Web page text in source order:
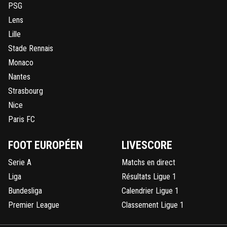
PSG
Lens
Lille
Stade Rennais
Monaco
Nantes
Strasbourg
Nice
Paris FC
FOOT EUROPÉEN
Serie A
Liga
Bundesliga
Premier League
LIVESCORE
Matchs en direct
Résultats Ligue 1
Calendrier Ligue 1
Classement Ligue 1